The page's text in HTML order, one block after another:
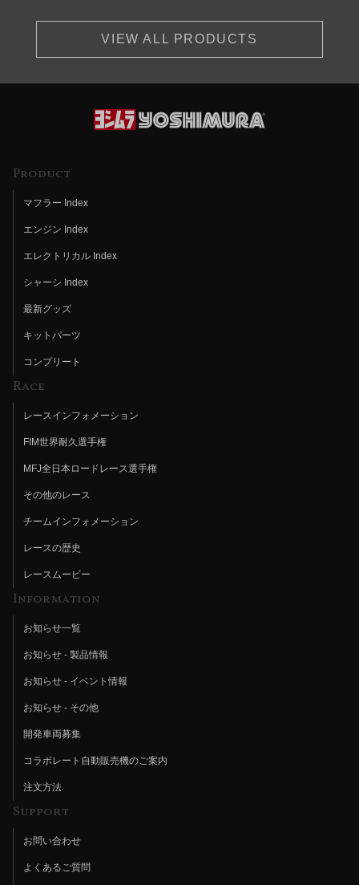
VIEW ALL PRODUCTS
Product
マフラー Index
エンジン Index
エレクトリカル Index
シャーシ Index
最新グッズ
キットパーツ
コンプリート
Race
レースインフォメーション
FIM世界耐久選手権
MFJ全日本ロードレース選手権
その他のレース
チームインフォメーション
レースの歴史
レースムービー
Information
お知らせ一覧
お知らせ - 製品情報
お知らせ - イベント情報
お知らせ - その他
開発車両募集
コラボレート自動販売機のご案内
注文方法
Support
お問い合わせ
よくあるご質問